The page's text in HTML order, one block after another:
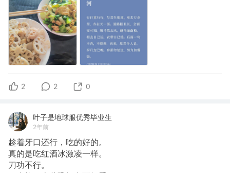
2 2 0
叶子是地球服优秀毕业生
2年前
趁着牙口还行，吃的好的。
真的是吃红酒冰激凌一样。
刀功不行。